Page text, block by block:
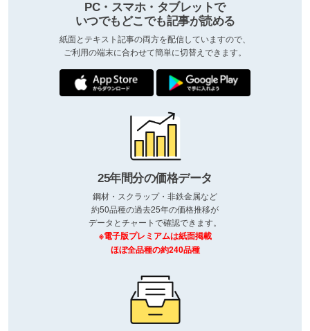
PC・スマホ・タブレットで
いつでもどこでも記事が読める
紙面とテキスト記事の両方を配信していますので、
ご利用の端末に合わせて簡単に切替えできます。
25年間分の価格データ
鋼材・スクラップ・非鉄金属など
約50品種の過去25年の価格推移が
データとチャートで確認できます。
※電子版プレミアムは紙面掲載
ほぼ全品種の約240品種